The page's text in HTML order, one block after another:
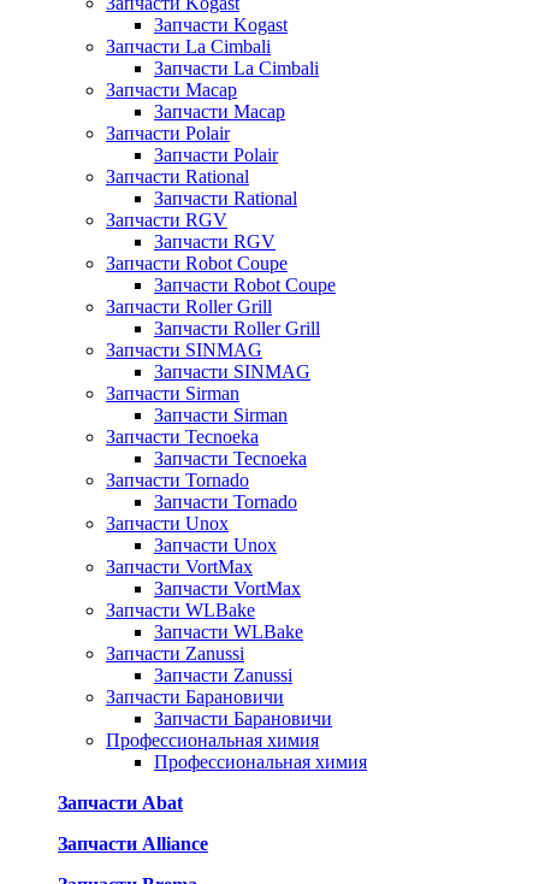
Запчасти Kogast
Запчасти La Cimbali
Запчасти La Cimbali
Запчасти Macap
Запчасти Macap
Запчасти Polair
Запчасти Polair
Запчасти Rational
Запчасти Rational
Запчасти RGV
Запчасти RGV
Запчасти Robot Coupe
Запчасти Robot Coupe
Запчасти Roller Grill
Запчасти Roller Grill
Запчасти SINMAG
Запчасти SINMAG
Запчасти Sirman
Запчасти Sirman
Запчасти Tecnoeka
Запчасти Tecnoeka
Запчасти Tornado
Запчасти Tornado
Запчасти Unox
Запчасти Unox
Запчасти VortMax
Запчасти VortMax
Запчасти WLBake
Запчасти WLBake
Запчасти Zanussi
Запчасти Zanussi
Запчасти Барановичи
Запчасти Барановичи
Профессиональная химия
Профессиональная химия
Запчасти Abat
Запчасти Alliance